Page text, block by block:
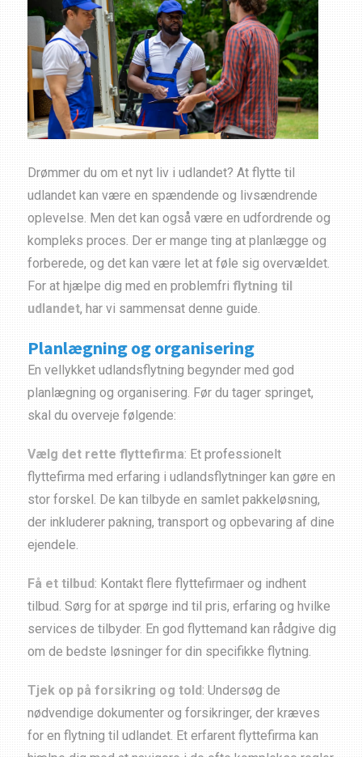
Drømmer du om et nyt liv i udlandet? At flytte til
udlandet kan være en spændende og livsændrende
oplevelse. Men det kan også være en udfordrende og
kompleks proces. Der er mange ting at planlægge og
forberede, og det kan være let at føle sig overvældet.
For at hjælpe dig med en problemfriflytning til
udlandet, har vi sammensat denne guide.
Planlægning og organisering
En vellykket udlandsflytning begynder med god
planlægning og organisering. Før du tager springet,
skal du overveje følgende:
Vælg det rette flyttefirma: Et professionelt
flyttefirma med erfaring i udlandsflytninger kan gøre en
stor forskel. De kan tilbyde en samlet pakkeløsning,
der inkluderer pakning, transport og opbevaring af dine
ejendele.
Få et tilbud: Kontakt flere flyttefirmaer og indhent
tilbud. Sørg for at spørge ind til pris, erfaring og hvilke
services de tilbyder. En god flyttemand kan rådgive dig
om de bedste løsninger for din specifikke flytning.
Tjek op på forsikring og told: Undersøg de
nødvendige dokumenter og forsikringer, der kræves
for en flytning til udlandet. Et erfarent flyttefirma kan